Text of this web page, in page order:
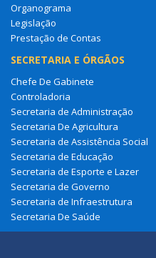
Organograma
Legislação
Prestação de Contas
SECRETARIA E ÓRGÃOS
Chefe De Gabinete
Controladoria
Secretaria de Administração
Secretaria De Agricultura
Secretaria de Assistência Social
Secretaria de Educação
Secretaria de Esporte e Lazer
Secretaria de Governo
Secretaria de Infraestrutura
Secretaria De Saúde